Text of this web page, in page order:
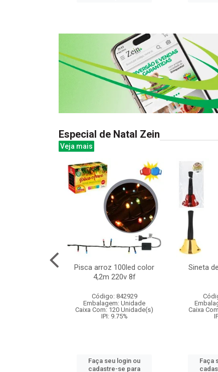
Especial de Natal Zein
Veja mais
Pisca arroz 100led color
4,2m 220v 8f
Código: 842929
Embalagem: Unidade
Caixa Com: 120 Unidade(s)
IPI: 9.75%
Faça seu login ou
cadastre-se para
Sineta
Caixa
Faça